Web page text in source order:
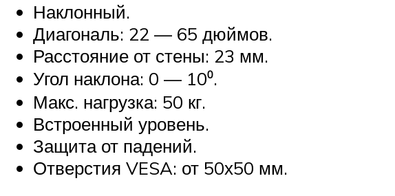
Наклонный.
Диагональ: 22 — 65 дюймов.
Расстояние от стены: 23 мм.
Угол наклона: 0 — 10⁰.
Макс. нагрузка: 50 кг.
Встроенный уровень.
Защита от падений.
Отверстия VESA: от 50х50 мм.